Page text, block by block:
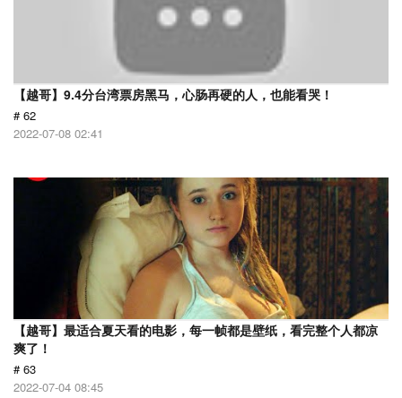
【越哥】9.4分台湾票房黑马，心肠再硬的人，也能看哭！
# 62
2022-07-08 02:41
【越哥】最适合夏天看的电影，每一帧都是壁纸，看完整个人都凉
爽了！
# 63
2022-07-04 08:45